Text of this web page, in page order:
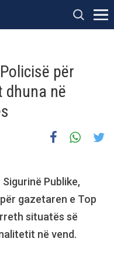
për
dhuna në
Publike,
gazetaren e Top
situatës së
në vend.